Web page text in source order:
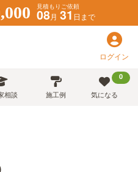
見積もりご依頼
08月 31日まで
ログイン
相談 施工例
0
気になる